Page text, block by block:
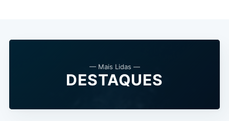
— Mais Lidas —
DESTAQUES